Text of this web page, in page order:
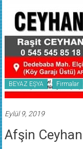
BEYAZ EŞYA Firmalar
Eylül 9, 2019
Afşin